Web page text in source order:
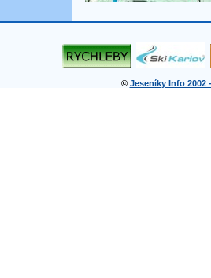
© Jeseníky Info 2002